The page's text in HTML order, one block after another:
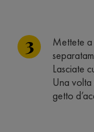
Mettete a
Lasciate
Una
getto